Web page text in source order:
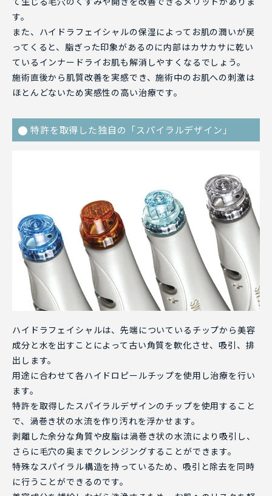
す。
また、ハイドラフェイシャルの保湿によってお肌の潤いが戻
ってくると、脂ぎった印象があるのに内部はカサカサに乾い
ているインナードライお肌も解消しやすくなるでしょう。
施術直後から肌質改善を実感でき、施術中のお肌への刺激は
ほとんどないため実感性の高い治療です。
特許を取得した独自の「スパイラルデザイン」
ハイドラフェイシャルは、先端についているチップから美容
成分と水を出すことによって古い角質を軟化させ、吸引、排
出します。
用途に合わせて各ハイドロピールチップを使用し治療を行い
ます。
特許を取得したスパイラルデザインのチップを使用すること
で、渦巻き状の水流を作り汚れを浮かせます。
剥離した余分な角質や皮脂は渦巻き状の水流により吸引し、
さらに毛穴の奥までクレンジングすることができます。
特殊なスパイラル構造を持っているため、吸引と除去を同時
に行うことができるのです。